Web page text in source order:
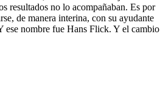
resultados no lo acompañaban. Es por
de manera interina, con su ayudante
ese nombre fue Hans Flick. Y el cambio